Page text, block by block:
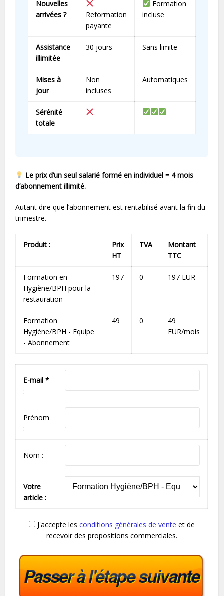
Nouvelles
arrivées ?
Reformation
payante
Formation
incluse
Assistance
illimitée
30 jours Sans limite
Mises à
jour
Non
incluses
Automatiques
Sérénité
totale
Le prix d’un seul salarié formé en individuel = 4 mois
d’abonnement illimité.
Autant dire que l’abonnement est rentabilisé avant la fin du
trimestre.
Produit :
Prix
HT
TVA
Montant
TTC
Formation en
Hygiène/BPH pour la
restauration
197 0 197 EUR
Formation
Hygiène/BPH - Equipe
- Abonnement
49 0
49
EUR/mois
E-mail *
:
Prénom
:
Nom :
Votre
article :
J'accepte les conditions générales de vente et de
recevoir des propositions commerciales.